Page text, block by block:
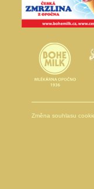
Změna souhlasu